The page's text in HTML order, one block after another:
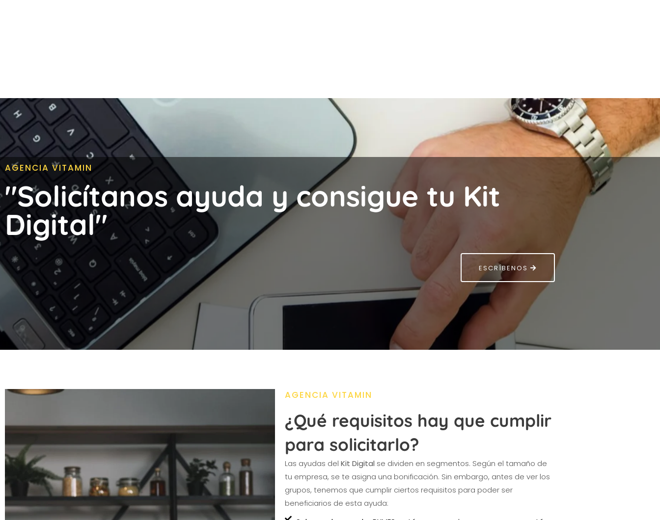
AGENCIA VITAMIN
"Solicítanos ayuda y consigue tu Kit
Digital"
ESCRÍBENOS
AGENCIA VITAMIN
¿Qué requisitos hay que cumplir
para solicitarlo?
Las ayudas del Kit Digital se dividen en segmentos. Según el tamaño de
tu empresa, se te asigna una bonificación. Sin embargo, antes de ver los
grupos, tenemos que cumplir ciertos requisitos para poder ser
beneficiarios de esta ayuda: